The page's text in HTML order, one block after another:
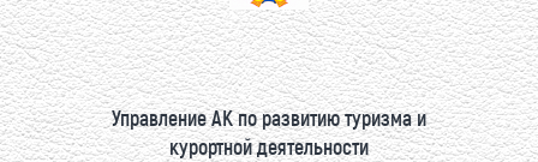
Управление АК по развитию туризма и
курортной деятельности